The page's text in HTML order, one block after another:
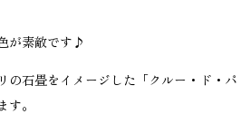
が素敵です♪
の石畳をイメージした「クルー・ド・パ
。